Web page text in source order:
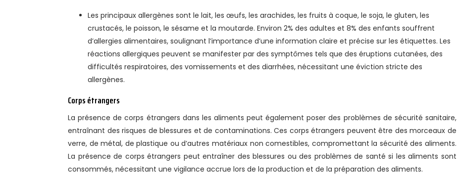
Les principaux allergènes sont le lait, les œufs, les arachides, les fruits à coque, le soja, le gluten, les
crustacés, le poisson, le sésame et la moutarde. Environ 2% des adultes et 8% des enfants souffrent
d’allergies alimentaires, soulignant l’importance d’une information claire et précise sur les étiquettes. Les
réactions allergiques peuvent se manifester par des symptômes tels que des éruptions cutanées, des
difficultés respiratoires, des vomissements et des diarrhées, nécessitant une éviction stricte des
allergènes.
Corps étrangers
La présence de corps étrangers dans les aliments peut également poser des problèmes de sécurité sanitaire,
entraînant des risques de blessures et de contaminations. Ces corps étrangers peuvent être des morceaux de
verre, de métal, de plastique ou d’autres matériaux non comestibles, compromettant la sécurité des aliments.
La présence de corps étrangers peut entraîner des blessures ou des problèmes de santé si les aliments sont
consommés, nécessitant une vigilance accrue lors de la production et de la préparation des aliments.